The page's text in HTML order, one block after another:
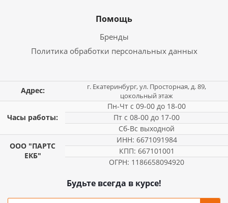
Помощь
Бренды
Политика обработки персональных данных
Адрес:
г. Екатеринбург, ул. Просторная, д. 89,
цокольный этаж
Часы работы:
Пн-Чт с 09-00 до 18-00
Пт с 08-00 до 17-00
Сб-Вс выходной
ООО "ПАРТС
ЕКБ"
ИНН: 6671091984
КПП: 667101001
ОГРН: 1186658094920
Будьте всегда в курсе!